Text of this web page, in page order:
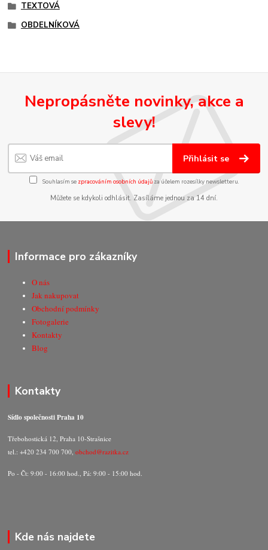
TEXTOVÁ
OBDELNÍKOVÁ
Nepropásněte novinky, akce a
slevy!
Přihlásit se
Souhlasím se zpracováním osobních údajůza účelem rozesílky newsletteru.
Můžete se kdykoli odhlásit. Zasíláme jednou za 14 dní.
Informace pro zákazníky
O nás
Jak nakupovat
Obchodní podmínky
Fotogalerie
Kontakty
Blog
Kontakty
Sídlo společnosti Praha 10
Třebohostická 12, Praha 10-Strašnice
tel.: +420 234 700 700,obchod@razitka.cz
Po - Čt: 9:00 - 16:00 hod., Pá: 9:00 - 15:00 hod.
Kde nás najdete